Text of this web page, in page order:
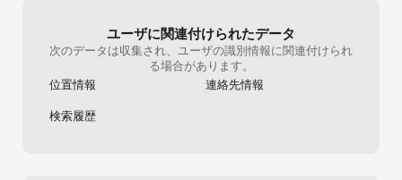
■用途に応じた情報だけを表示した「テーママップ」
・「ラーメンマップ」は全国のラーメン店からこだわりの一杯を探
せます。
・「EV充電スポットマップ」は電気自動車（EV）が充電できる施設
の料金・充電タイプなどの情報がわかります。
ントの情報がわかります。
ユーザに関連付けられたデータ
次のデータは収集され、ユーザの識別情報に関連付けられ
る場合があります。
位置情報
連絡先情報
検索履歴